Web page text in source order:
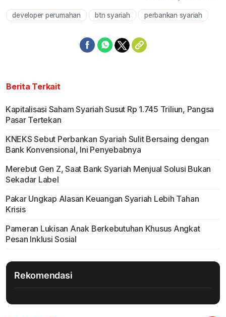
Mute
developer perumahan btn syariah perbankan syariah
Berita Terkait
Kapitalisasi Saham Syariah Susut Rp 1.745 Triliun, Pangsa
Pasar Tertekan
KNEKS Sebut Perbankan Syariah Sulit Bersaing dengan
Bank Konvensional, Ini Penyebabnya
Merebut Gen Z, Saat Bank Syariah Menjual Solusi Bukan
Sekadar Label
Pakar Ungkap Alasan Keuangan Syariah Lebih Tahan
Krisis
Pameran Lukisan Anak Berkebutuhan Khusus Angkat
Pesan Inklusi Sosial
Rekomendasi